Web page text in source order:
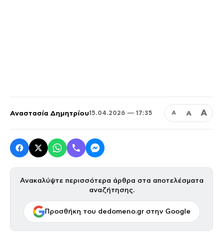
Αναστασία Δημητρίου15.04.2026 — 17:35 Α Α Α
Ανακαλύψτε περισσότερα άρθρα στα αποτελέσματα
αναζήτησης.
Προσθήκη του dedomeno.gr στην Google